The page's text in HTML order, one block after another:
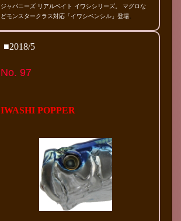
ジャパニーズ リアルベイト イワシシリーズ。
マグロな
どモンスタークラス対応「イワシペンシル」登場
■2018/5
No. 97
IWASHI POPPER